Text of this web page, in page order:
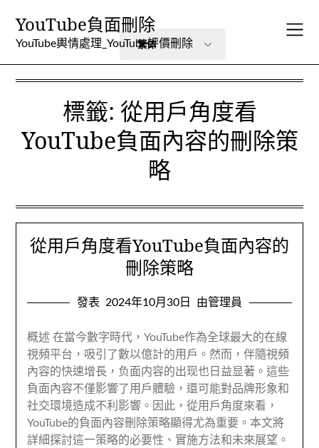
YouTube負面刪除
YouTube輿情處理_YouTube評價刪除
標籤: 從用戶角度看
YouTube負面內容的刪除策
略
從用戶角度看YouTube負面內容的
刪除策略
發表 2024年10月30日 由管理員
概述 在當今數字時代，YouTube作為全球最大的在線
視頻平台，吸引了數以億計的用戶。然而，伴隨視頻
內容的快速增長，负面内容的出现也日益显著。這些
負面內容不僅影響了用戶體驗，還可能對品牌形象和
社交環境造成不利影響。因此，從用戶角度來看，
YouTube的負面內容刪除策略顯得尤為重要。本文將
詳細探討這一策略的必要性、實施方法和未來展望。